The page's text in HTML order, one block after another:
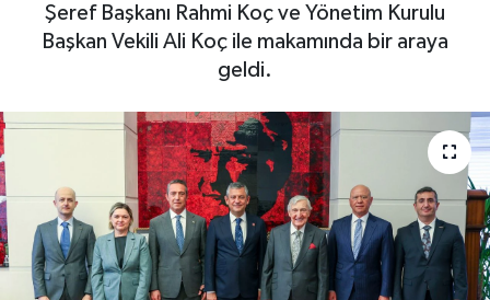
Şeref Başkanı Rahmi Koç ve Yönetim Kurulu
Başkan Vekili Ali Koç ile makamında bir araya
geldi.